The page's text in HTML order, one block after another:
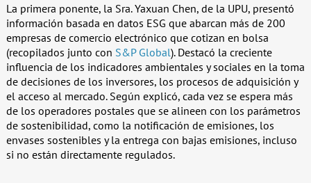
La primera ponente, la Sra. Yaxuan Chen, de la UPU, presentó
información basada en datos ESG que abarcan más de 200
empresas de comercio electrónico que cotizan en bolsa
(recopilados junto con S&P Global). Destacó la creciente
influencia de los indicadores ambientales y sociales en la toma
de decisiones de los inversores, los procesos de adquisición y
el acceso al mercado. Según explicó, cada vez se espera más
de los operadores postales que se alineen con los parámetros
de sostenibilidad, como la notificación de emisiones, los
envases sostenibles y la entrega con bajas emisiones, incluso
si no están directamente regulados.